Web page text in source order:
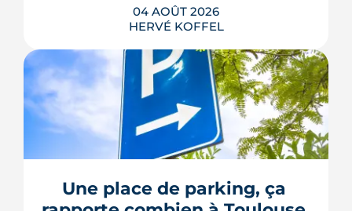
04 AOÛT 2026
HERVÉ KOFFEL
Avenue d'Atlanta, à la Roseraie, un
chantier de six hectares réorganise les
coulisses techniques de Toulouse
Métropole. Derrière les buttes de terre
déménagement de services, plusieurs
chiffrages officiels et un bras de fer
Une place de parking, ça